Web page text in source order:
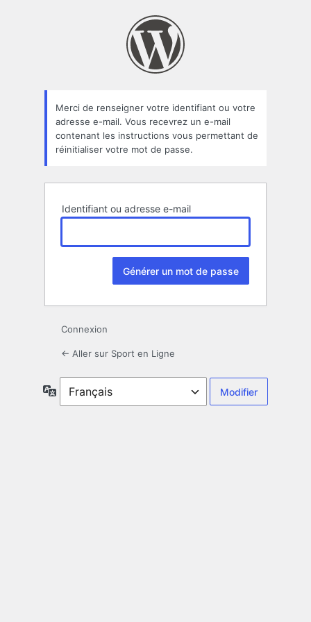
oublié
Merci de renseigner votre identifiant ou votre
adresse e-mail. Vous recevrez un e-mail
contenant les instructions vous permettant de
réinitialiser votre mot de passe.
Identifiant ou adresse e-mail
Connexion
← Aller sur Sport en Ligne
Langue